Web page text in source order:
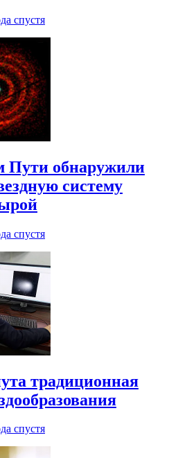
спустя
Пути обнаружили
систему
спустя
традиционная
спустя